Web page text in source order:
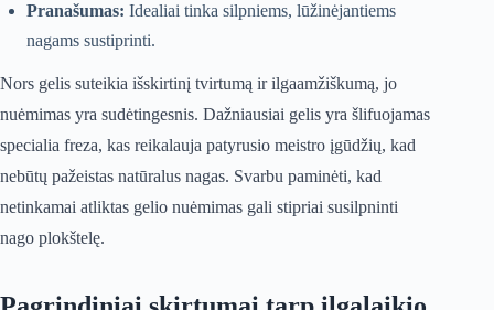
Pranašumas: Idealiai tinka silpniems, lūžinėjantiems
nagams sustiprinti.
Nors gelis suteikia išskirtinį tvirtumą ir ilgaamžiškumą, jo
nuėmimas yra sudėtingesnis. Dažniausiai gelis yra šlifuojamas
specialia freza, kas reikalauja patyrusio meistro įgūdžių, kad
nebūtų pažeistas natūralus nagas. Svarbu paminėti, kad
netinkamai atliktas gelio nuėmimas gali stipriai susilpninti
nago plokštelę.